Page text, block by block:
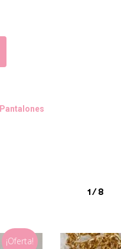
Pantalones
1/8
¡Oferta!